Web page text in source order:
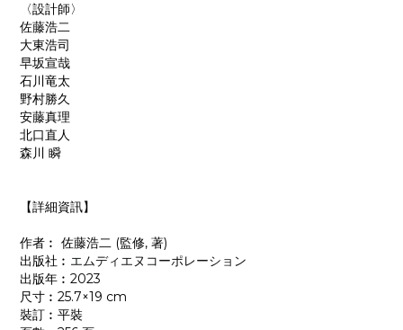
〈設計師〉
佐藤浩二
大東浩司
早坂宣哉
石川竜太
野村勝久
安藤真理
北口直人
森川 瞬
【詳細資訊】
作者︰ 佐藤浩二 (監修, 著)
出版社︰ エムディエヌコーポレーション
出版年︰2023
尺寸︰25.7×19 cm
裝訂︰平裝